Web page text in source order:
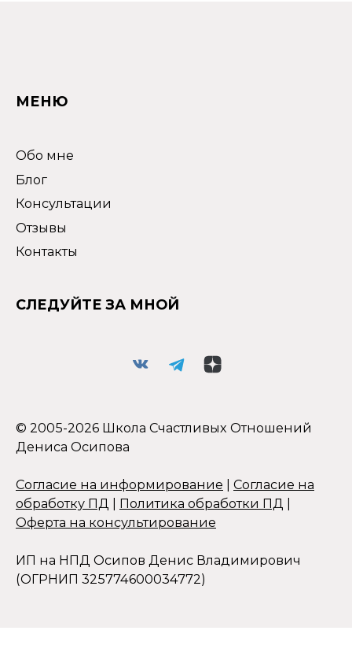
МЕНЮ
Обо мне
Блог
Консультации
Отзывы
Контакты
СЛЕДУЙТЕ ЗА МНОЙ
© 2005-2026 Школа Счастливых Отношений
Дениса Осипова
Согласие на информирование | Согласие на
обработку ПД | Политика обработки ПД |
Оферта на консультирование
ИП на НПД Осипов Денис Владимирович
(ОГРНИП 325774600034772)